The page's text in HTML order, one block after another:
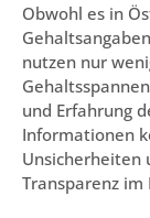
Obwohl es in
nutzen nur
und Erfahrung
Informationen
Unsicherheiten
Transparenz im